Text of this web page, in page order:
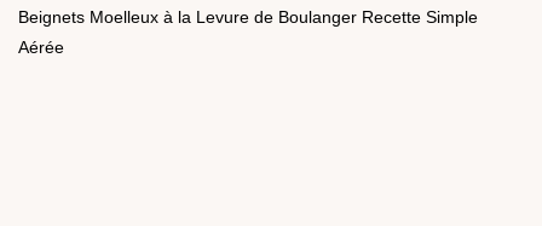
Beignets Moelleux à la Levure de Boulanger Recette Simple
Aérée